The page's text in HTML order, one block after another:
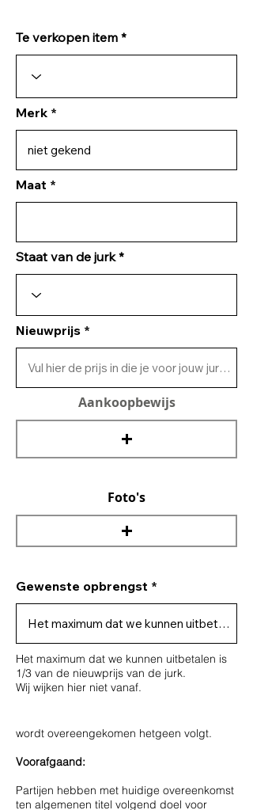
Te verkopen item
Merk
Maat
Staat van de jurk
Nieuwprijs
Aankoopbewijs
Foto's
Gewenste opbrengst
Het maximum dat we kunnen uitbetalen is
1/3 van de nieuwprijs van de jurk.
Wij wijken hier niet vanaf.
wordt overeengekomen hetgeen volgt.
Voorafgaand:
Partijen hebben met huidige overeenkomst
ten algemenen titel volgend doel voor